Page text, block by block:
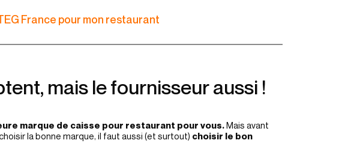
France pour mon restaurant
mais le fournisseur aussi !
marque de caisse pour restaurant pour vous.Mais avant
la bonne marque, il faut aussi (et surtout) choisir le bon